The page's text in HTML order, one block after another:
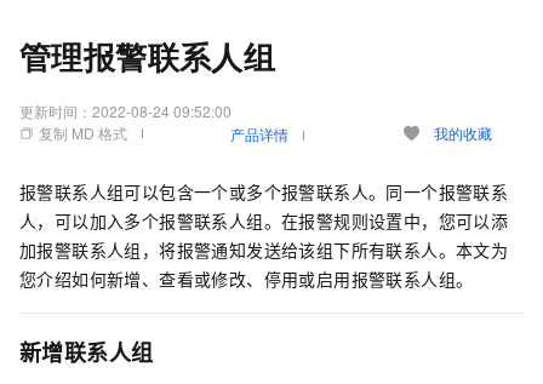
管理报警联系人组
更新时间： 2022-08-24 09:52:00
复制 MD 格式
产品详情 我的收藏
报警联系人组可以包含一个或多个报警联系人。同一个报警联系
人，可以加入多个报警联系人组。在报警规则设置中，您可以添
加报警联系人组，将报警通知发送给该组下所有联系人。本文为
您介绍如何新增、查看或修改、停用或启用报警联系人组。
新增联系人组